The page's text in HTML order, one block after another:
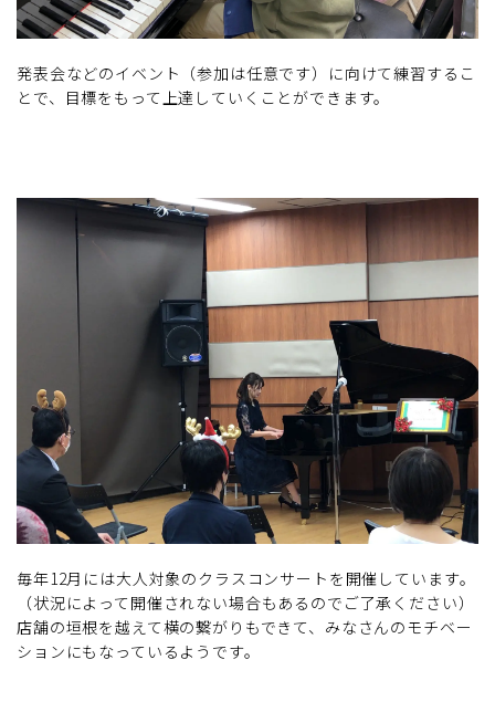
発表会などのイベント（参加は任意です）に向けて練習するこ
とで、目標をもって上達していくことができます。
毎年12月には大人対象のクラスコンサートを開催しています。
（状況によって開催されない場合もあるのでご了承ください）
店舗の垣根を越えて横の繋がりもできて、みなさんのモチベー
ションにもなっているようです。